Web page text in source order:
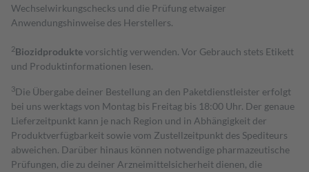
Wechselwirkungschecks und die Prüfung etwaiger
Anwendungshinweise des Herstellers.
2Biozidproduktevorsichtig verwenden. Vor Gebrauch stets Etikett
und Produktinformationen lesen.
3Die Übergabe deiner Bestellung an den Paketdienstleister erfolgt
bei uns werktags von Montag bis Freitag bis 18:00 Uhr. Der genaue
Lieferzeitpunkt kann je nach Region und in Abhängigkeit der
Produktverfügbarkeit sowie vom Zustellzeitpunkt des Spediteurs
abweichen. Darüber hinaus können notwendige pharmazeutische
Prüfungen, die zu deiner Arzneimittelsicherheit dienen, die